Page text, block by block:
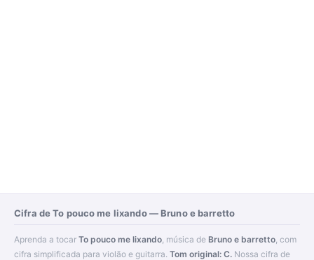
Cifra de To pouco me lixando — Bruno e barretto
Aprenda a tocar To pouco me lixando , música de Bruno e barretto , com
cifra simplificada para violão e guitarra. Tom original: C. Nossa cifra de